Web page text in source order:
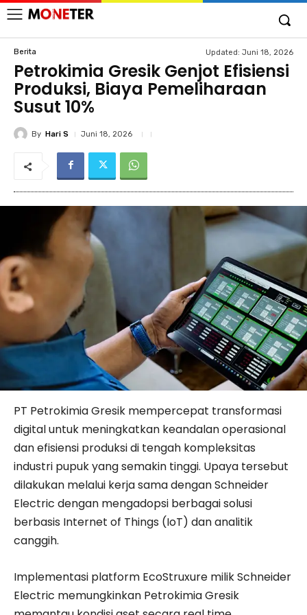
Berita Updated: Juni 18, 2026
Petrokimia Gresik Genjot Efisiensi
Produksi, Biaya Pemeliharaan
Susut 10%
By Hari S Juni 18, 2026
PT Petrokimia Gresik mempercepat transformasi
digital untuk meningkatkan keandalan operasional
dan efisiensi produksi di tengah kompleksitas
industri pupuk yang semakin tinggi. Upaya tersebut
dilakukan melalui kerja sama dengan Schneider
Electric dengan mengadopsi berbagai solusi
berbasis Internet of Things (IoT) dan analitik
canggih.
Implementasi platform EcoStruxure milik Schneider
Electric memungkinkan Petrokimia Gresik